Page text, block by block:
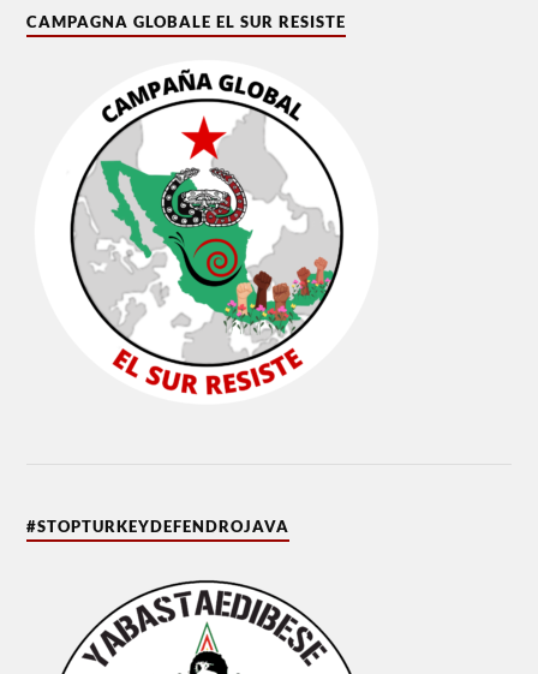
CAMPAGNA GLOBALE EL SUR RESISTE
#STOPTURKEYDEFENDROJAVA